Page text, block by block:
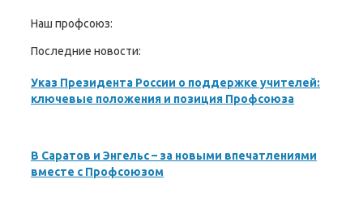
Наш профсоюз:
Последние новости:
Указ Президента России о поддержке учителей:
ключевые положения и позиция Профсоюза
В Саратов и Энгельс – за новыми впечатлениями
вместе с Профсоюзом